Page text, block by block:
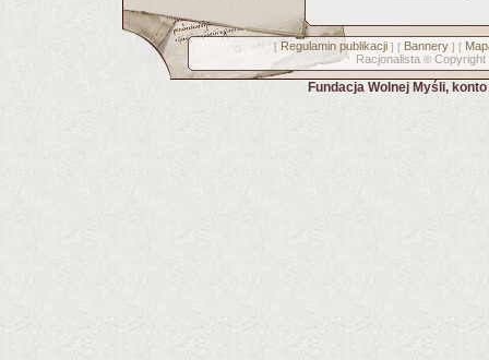
[ Regulamin publikacji] [ Bannery] [
Racjonalista © Copyright
Fundacja Wolnej Myśli,